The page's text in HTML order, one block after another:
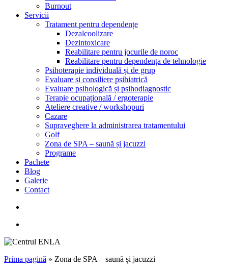
Burnout
Servicii
Tratament pentru dependențe
Dezalcoolizare
Dezintoxicare
Reabilitare pentru jocurile de noroc
Reabilitare pentru dependența de tehnologie
Psihoterapie individuală și de grup
Evaluare și consiliere psihiatrică
Evaluare psihologică și psihodiagnostic
Terapie ocupațională / ergoterapie
Ateliere creative / workshopuri
Cazare
Supraveghere la administrarea tratamentului
Golf
Zona de SPA – saună și jacuzzi
Programe
Pachete
Blog
Galerie
Contact
Prima pagină » Zona de SPA – saună și jacuzzi